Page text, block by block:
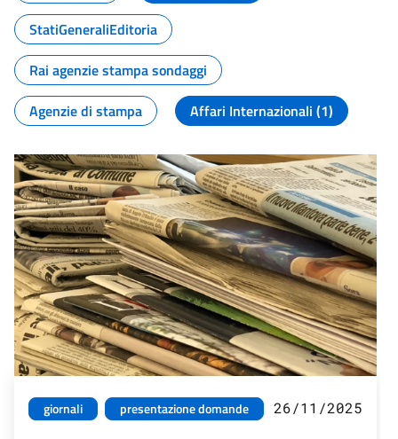
StatiGeneraliEditoria
Rai agenzie stampa sondaggi
Agenzie di stampa
Affari Internazionali (1)
giornali presentazione domande 26/11/2025